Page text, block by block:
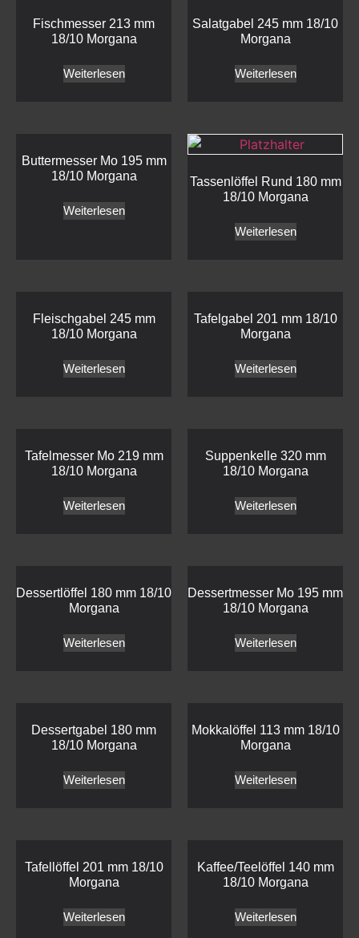
Fischmesser 213 mm
18/10 Morgana
Weiterlesen
Salatgabel 245 mm 18/10
Morgana
Weiterlesen
Buttermesser Mo 195 mm
18/10 Morgana
Weiterlesen
Tassenlöffel Rund 180 mm
18/10 Morgana
Weiterlesen
Fleischgabel 245 mm
18/10 Morgana
Weiterlesen
Tafelgabel 201 mm 18/10
Morgana
Weiterlesen
Tafelmesser Mo 219 mm
18/10 Morgana
Weiterlesen
Suppenkelle 320 mm
18/10 Morgana
Weiterlesen
Dessertlöffel 180 mm 18/10
Morgana
Weiterlesen
Dessertmesser Mo 195 mm
18/10 Morgana
Weiterlesen
Dessertgabel 180 mm
18/10 Morgana
Weiterlesen
Mokkalöffel 113 mm 18/10
Morgana
Weiterlesen
Tafellöffel 201 mm 18/10
Morgana
Weiterlesen
Kaffee/Teelöffel 140 mm
18/10 Morgana
Weiterlesen